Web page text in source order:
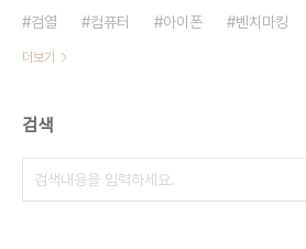
검열
컴퓨터 아이폰 벤치마킹
더보기
검색